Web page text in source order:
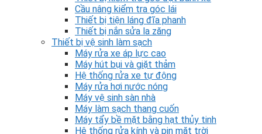
Cầu nâng kiểm tra góc lái
Thiết bị tiện láng đĩa phanh
Thiết bị nắn sửa la zăng
Thiết bị vệ sinh làm sạch
Máy rửa xe áp lực cao
Máy hút bụi và giặt thảm
Hệ thống rửa xe tự động
Máy rửa hơi nước nóng
Máy vệ sinh sàn nhà
Máy làm sạch thang cuốn
Máy tẩy bề mặt bằng hạt thủy tinh
Hệ thống rửa kính và pin mặt trời